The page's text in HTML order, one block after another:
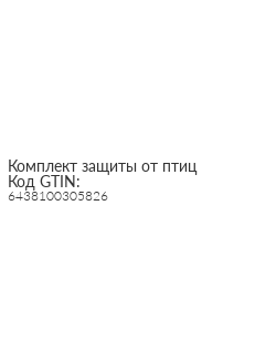
Комплект защиты от птиц
Код GTIN:
6438100305826